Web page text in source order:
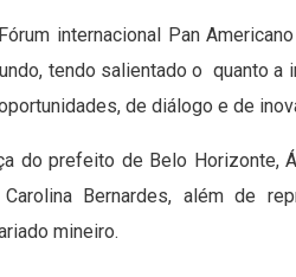
internacional Pan
tendo salientado o quanto a
de diálogo e de
do prefeito de Belo Horizonte,
Bernardes, além de
mineiro.